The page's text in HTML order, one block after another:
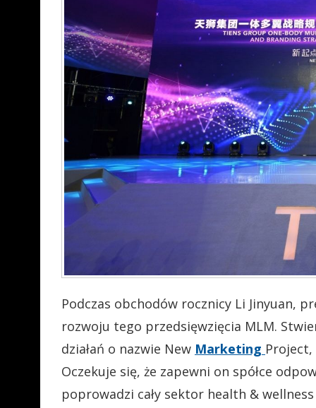
Podczas obchodów rocznicy Li Jinyuan,
rozwoju tego przedsięwzięcia MLM.
działań o nazwie New Marketing
Oczekuje się, że zapewni on spółce
poprowadzi cały sektor health &